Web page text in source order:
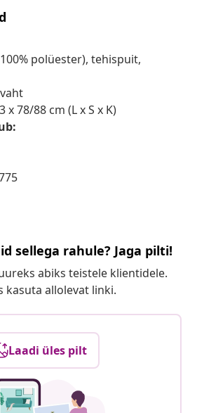
polüester), tehispuit,
x 78/88 cm (L x S x K)
sellega rahule? Jaga pilti!
abiks teistele klientidele.
kasuta allolevat linki.
Laadi üles pilt